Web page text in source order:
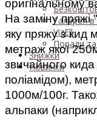
Галерея
VizEll
Поради та
Знижки
Новинки
оригінальному
На заміну
яку пряжу з кид
метраж якої
звичайного
поліамідом),
1000м/100г.
альпаки